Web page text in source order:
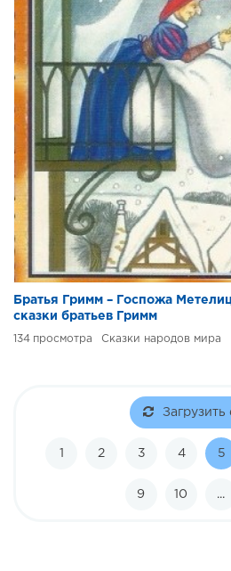
Братья Гримм – Госпожа
сказки братьев Гримм
134 Сказки народов мира
1 2 3 4 5
9 10 ...